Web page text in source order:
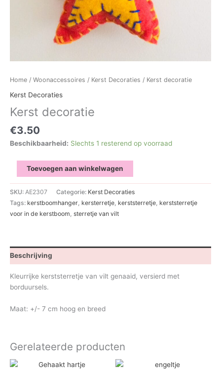
Home / Woonaccessoires / Kerst Decoraties / Kerst decoratie
Kerst Decoraties
Kerst decoratie
€3.50
Beschikbaarheid: Slechts 1 resterend op voorraad
decoratie
Toevoegen aan winkelwagen
SKU: AE2307 Categorie: Kerst Decoraties
Tags: kerstboomhanger, kersterretje, kerststerretje, kerststerretje
voor in de kerstboom, sterretje van vilt
Beschrijving
Kleurrijke kerststerretje van vilt genaaid, versierd met
borduursels.
Maat: +/- 7 cm hoog en breed
Gerelateerde producten